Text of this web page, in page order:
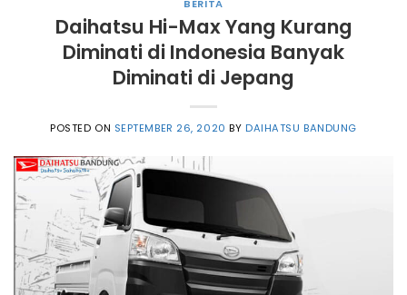
BERITA
Daihatsu Hi-Max Yang Kurang
Diminati di Indonesia Banyak
Diminati di Jepang
POSTED ON SEPTEMBER 26, 2020 BY DAIHATSU BANDUNG